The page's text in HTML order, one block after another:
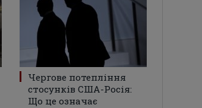
Чергове потепління
стосунків США-Росія:
Що це означає